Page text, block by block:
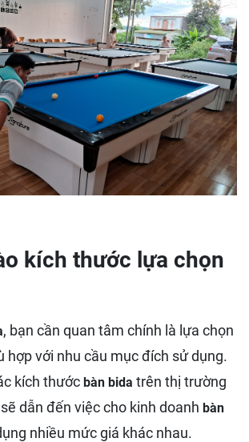
kích thước lựa chọn
, bạn cần quan tâm chính là lựa chọn
hợp với nhu cầu mục đích sử dụng.
kích thước bàn bida trên thị trường
dẫn đến việc cho kinh doanh bàn
nhiều mức giá khác nhau.